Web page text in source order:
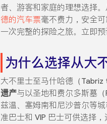
者、游客和家庭的理想选择
德的汽车票毫不费力，安全
一次完整的探险之旅。立即
为什么选择从大
大不里士至马什哈德（
遗产与以圣地和费尔多斯墓
兹温、塞姆南和尼沙普尔等
准巴士和 VIP 巴士可供选择